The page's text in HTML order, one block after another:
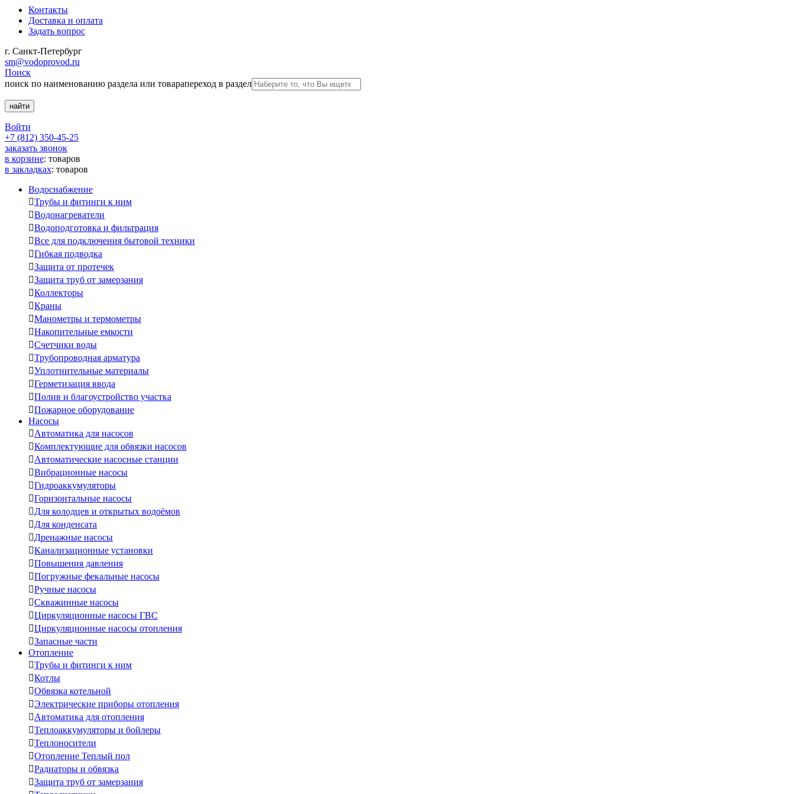
Контакты
Доставка и оплата
Задать вопрос
г. Санкт-Петербург
sm@vodoprovod.ru
Поиск
поиск по наименованию раздела или товарапереход в раздел
Войти
+7 (812) 350-45-25
заказать звонок
в корзине: товаров
в закладках: товаров
Водоснабжение
Трубы и фитинги к ним
Водонагреватели
Водоподготовка и фильтрация
Все для подключения бытовой техники
Гибкая подводка
Защита от протечек
Защита труб от замерзания
Коллекторы
Краны
Манометры и термометры
Накопительные емкости
Счетчики воды
Трубопроводная арматура
Уплотнительные материалы
Герметизация ввода
Полив и благоустройство участка
Пожарное оборудование
Насосы
Автоматика для насосов
Комплектующие для обвязки насосов
Автоматические насосные станции
Вибрационные насосы
Гидроаккумуляторы
Горизонтальные насосы
Для колодцев и открытых водоёмов
Для конденсата
Дренажные насосы
Канализационные установки
Повышения давления
Погружные фекальные насосы
Ручные насосы
Скважинные насосы
Циркуляционные насосы ГВС
Циркуляционные насосы отопления
Запасные части
Отопление
Трубы и фитинги к ним
Котлы
Обвязка котельной
Электрические приборы отопления
Автоматика для отопления
Теплоаккумуляторы и бойлеры
Теплоносители
Отопление Теплый пол
Радиаторы и обвязка
Защита труб от замерзания